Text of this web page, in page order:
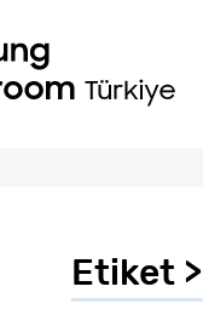
Etiket >